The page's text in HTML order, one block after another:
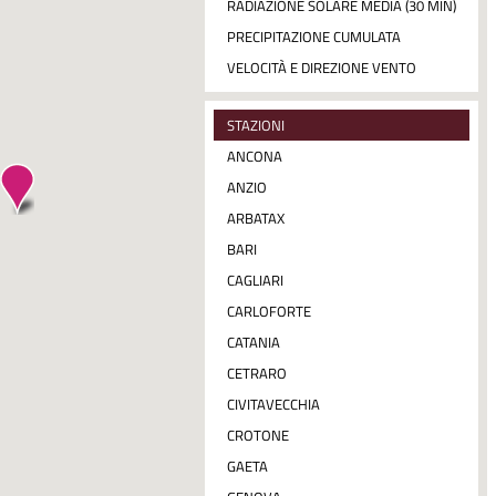
RADIAZIONE SOLARE MEDIA (30 MIN)
PRECIPITAZIONE CUMULATA
VELOCITÀ E DIREZIONE VENTO
STAZIONI
ANCONA
ANZIO
ARBATAX
BARI
CAGLIARI
CARLOFORTE
CATANIA
CETRARO
CIVITAVECCHIA
CROTONE
GAETA